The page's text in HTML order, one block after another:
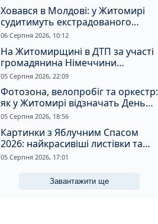
Ховався в Молдові: у Житомирі
судитимуть екстрадованого
іноземця за сурогатний спирт і
06 Серпня 2026, 10:12
На Житомирщині в ДТП за участі
громадянина Німеччини
постраждали двоє людей
05 Серпня 2026, 22:09
Фотозона, велопробіг та оркестр:
як у Житомирі відзначать День
Прапора та День Незалежності
05 Серпня 2026, 18:56
Картинки з Яблучним Спасом
2026: найкрасивіші листівки та
щирі привітання зі святом
05 Серпня 2026, 17:01
Завантажити ще